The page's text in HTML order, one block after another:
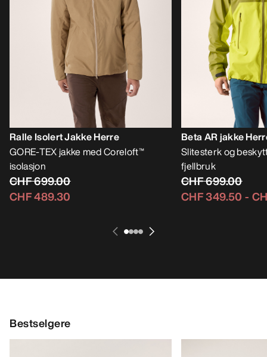
Ralle Isolert Jakke Herre
GORE-TEX jakke med Coreloft™
isolasjon
CHF 699.00
CHF 489.30
Beta AR jakke
Slitesterk og
fjellbruk
CHF 699.00
CHF 349.50 -
Bestselgere